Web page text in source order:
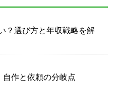
？選び方と年収戦略を解
作と依頼の分岐点